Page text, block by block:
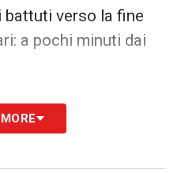
verso la fine
a pochi minuti dai
Corradisono stati
arrendersi con una